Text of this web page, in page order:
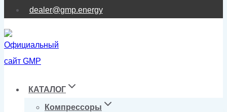
dealer@gmp.energy
КАТАЛОГ
Компрессоры